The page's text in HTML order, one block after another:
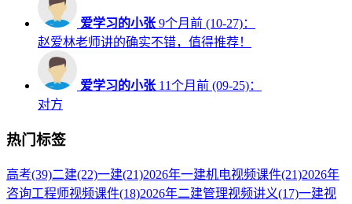
爱学习的小张 9个月前 (10-27)：
赵爱林老师讲的确实不错，值得推荐！
爱学习的小张 11个月前 (09-25)：
对方
热门标签
高考(39)二建(22)一建(21)2026年一建机电视频课件(21)2026年
咨询工程师视频课件(18)2026年二建管理视频讲义(17)一建视